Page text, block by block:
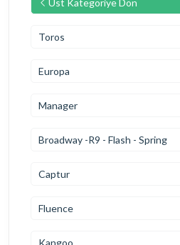
Üst Kategoriye Dön
Toros
Europa
Manager
Broadway -R9 - Flash - Spring
Captur
Fluence